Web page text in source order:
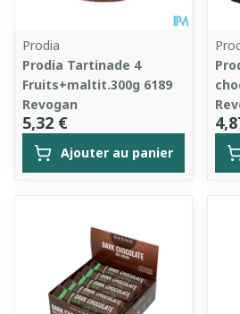
Prodia
Prodia Tartinade 4
Fruits+maltit.300g 6189
Revogan
5,32 €
Ajouter au panier